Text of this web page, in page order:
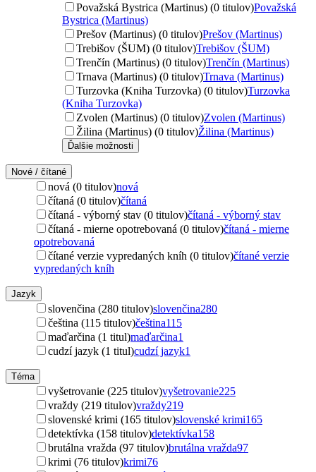
Považská Bystrica (Martinus) (0 titulov)Považská
Bystrica (Martinus)
Prešov (Martinus) (0 titulov)Prešov (Martinus)
Trebišov (ŠUM) (0 titulov)Trebišov (ŠUM)
Trenčín (Martinus) (0 titulov)Trenčín (Martinus)
Trnava (Martinus) (0 titulov)Trnava (Martinus)
Turzovka (Kniha Turzovka) (0 titulov)Turzovka
(Kniha Turzovka)
Zvolen (Martinus) (0 titulov)Zvolen (Martinus)
Žilina (Martinus) (0 titulov)Žilina (Martinus)
Ďalšie možnosti
Nové / čítané
nová (0 titulov)nová
čítaná (0 titulov)čítaná
čítaná - výborný stav (0 titulov)čítaná - výborný stav
čítaná - mierne opotrebovaná (0 titulov)čítaná - mierne
opotrebovaná
čítané verzie vypredaných kníh (0 titulov)čítané verzie
vypredaných kníh
Jazyk
slovenčina (280 titulov)slovenčina280
čeština (115 titulov)čeština115
maďarčina (1 titul)maďarčina1
cudzí jazyk (1 titul)cudzí jazyk1
Téma
vyšetrovanie (225 titulov)vyšetrovanie225
vraždy (219 titulov)vraždy219
slovenské krimi (165 titulov)slovenské krimi165
detektívka (158 titulov)detektívka158
brutálna vražda (97 titulov)brutálna vražda97
krimi (76 titulov)krimi76